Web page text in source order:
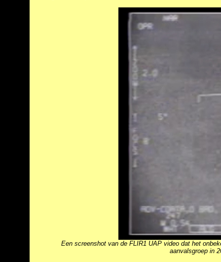
Een screenshot van de FLIR1 UAP video dat het
aanvalsgroep in